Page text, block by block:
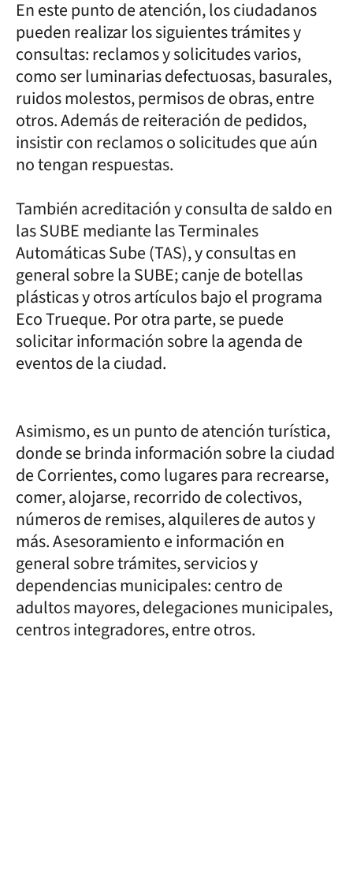
En este punto de atención, los ciudadanos
pueden realizar los siguientes trámites y
consultas: reclamos y solicitudes varios,
como ser luminarias defectuosas, basurales,
ruidos molestos, permisos de obras, entre
otros. Además de reiteración de pedidos,
insistir con reclamos o solicitudes que aún
no tengan respuestas.
También acreditación y consulta de saldo en
las SUBE mediante las Terminales
Automáticas Sube (TAS), y consultas en
general sobre la SUBE; canje de botellas
plásticas y otros artículos bajo el programa
Eco Trueque. Por otra parte, se puede
solicitar información sobre la agenda de
eventos de la ciudad.
Asimismo, es un punto de atención turística,
donde se brinda información sobre la ciudad
de Corrientes, como lugares para recrearse,
comer, alojarse, recorrido de colectivos,
números de remises, alquileres de autos y
más. Asesoramiento e información en
general sobre trámites, servicios y
dependencias municipales: centro de
adultos mayores, delegaciones municipales,
centros integradores, entre otros.